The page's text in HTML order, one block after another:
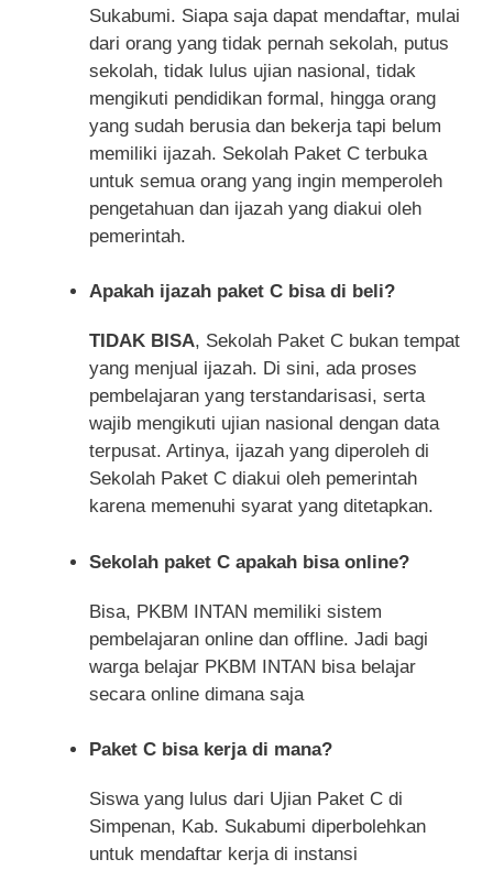
Sukabumi. Siapa saja dapat mendaftar, mulai
dari orang yang tidak pernah sekolah, putus
sekolah, tidak lulus ujian nasional, tidak
mengikuti pendidikan formal, hingga orang
yang sudah berusia dan bekerja tapi belum
memiliki ijazah. Sekolah Paket C terbuka
untuk semua orang yang ingin memperoleh
pengetahuan dan ijazah yang diakui oleh
pemerintah.
Apakah ijazah paket C bisa di beli?
TIDAK BISA, Sekolah Paket C bukan tempat
yang menjual ijazah. Di sini, ada proses
pembelajaran yang terstandarisasi, serta
wajib mengikuti ujian nasional dengan data
terpusat. Artinya, ijazah yang diperoleh di
Sekolah Paket C diakui oleh pemerintah
karena memenuhi syarat yang ditetapkan.
Sekolah paket C apakah bisa online?
Bisa, PKBM INTAN memiliki sistem
pembelajaran online dan offline. Jadi bagi
warga belajar PKBM INTAN bisa belajar
secara online dimana saja
Paket C bisa kerja di mana?
Siswa yang lulus dari Ujian Paket C di
Simpenan, Kab. Sukabumi diperbolehkan
untuk mendaftar kerja di instansi